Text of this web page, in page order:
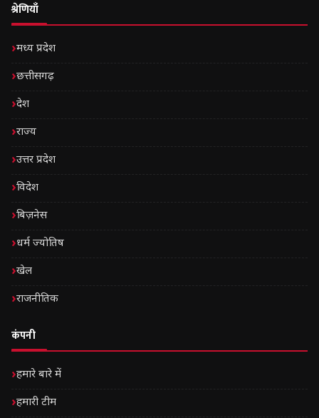
श्रेणियाँ
मध्य प्रदेश
छत्तीसगढ़
देश
राज्य
उत्तर प्रदेश
विदेश
बिज़नेस
धर्म ज्योतिष
खेल
राजनीतिक
कंपनी
हमारे बारे में
हमारी टीम